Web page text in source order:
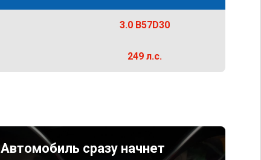
3.0 B57D30
249 л.с.
Автомобиль сразу начнет